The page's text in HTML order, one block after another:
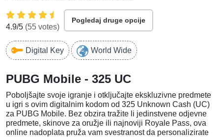
4.9/5 (55 votes)
Pogledaj druge opcije
Digital Key World Wide
PUBG Mobile - 325 UC
Poboljšajte svoje igranje i otključajte ekskluzivne predmete
u igri s ovim digitalnim kodom od 325 Unknown Cash (UC)
za PUBG Mobile. Bez obzira tražite li jedinstvene odjevne
predmete, skinove za oružje ili najnoviji Royale Pass, ova
online nadoplata pruža vam svestranost da personalizirate